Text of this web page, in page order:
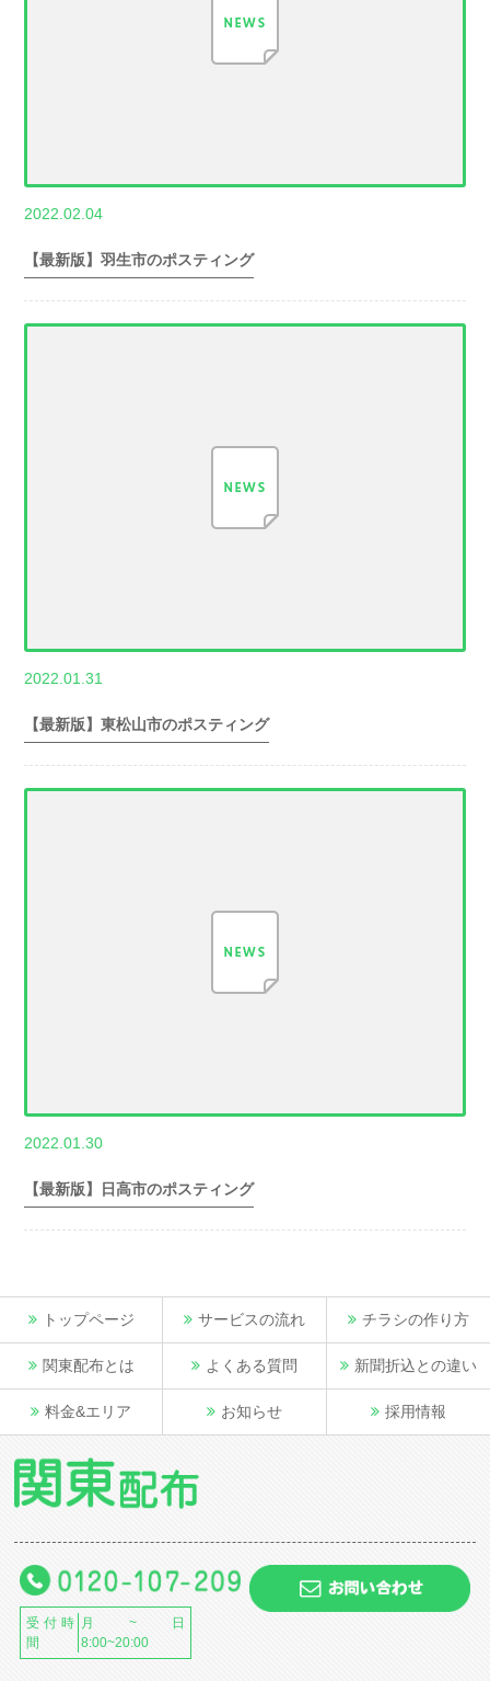
2022.02.04
【最新版】羽生市のポスティング
2022.01.31
【最新版】東松山市のポスティング
2022.01.30
【最新版】日高市のポスティング
トップページ
関東配布とは
料金&エリア
サービスの流れ
よくある質問
お知らせ
チラシの作り方
新聞折込との違い
採用情報
受付時
間
月~日
8:00~20:00